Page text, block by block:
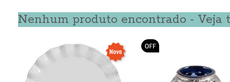
Nenhum produto encontrado - Veja